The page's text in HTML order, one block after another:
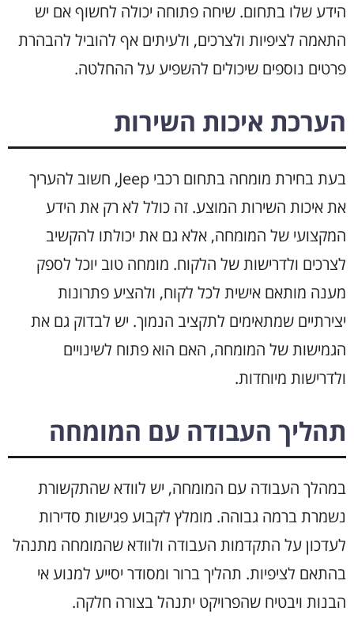
הידע שלו בתחום. שיחה פתוחה יכולה לחשוף אם יש
התאמה לציפיות ולצרכים, ולעיתים אף להוביל להבהרת
פרטים נוספים שיכולים להשפיע על ההחלטה.
הערכת איכות השירות
בעת בחירת מומחה בתחום רכבי Jeep, חשוב להעריך
את איכות השירות המוצע. זה כולל לא רק את הידע
המקצועי של המומחה, אלא גם את יכולתו להקשיב
לצרכים ולדרישות של הלקוח. מומחה טוב יוכל לספק
מענה מותאם אישית לכל לקוח, ולהציע פתרונות
יצירתיים שמתאימים לתקציב הנמוך. יש לבדוק גם את
הגמישות של המומחה, האם הוא פתוח לשינויים
ולדרישות מיוחדות.
תהליך העבודה עם המומחה
במהלך העבודה עם המומחה, יש לוודא שהתקשורת
נשמרת ברמה גבוהה. מומלץ לקבוע פגישות סדירות
לעדכון על התקדמות העבודה ולוודא שהמומחה מתנהל
בהתאם לציפיות. תהליך ברור ומסודר יסייע למנוע אי
הבנות ויבטיח שהפרויקט יתנהל בצורה חלקה.